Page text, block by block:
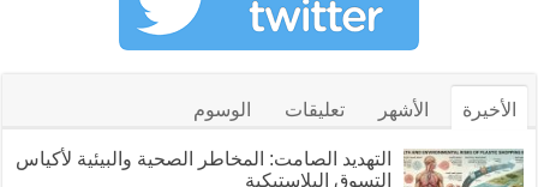
الأخيرة الأشهر تعليقات الوسوم
التهديد الصامت: المخاطر الصحية والبيئية لأكياس
التسوق البلاستيكية